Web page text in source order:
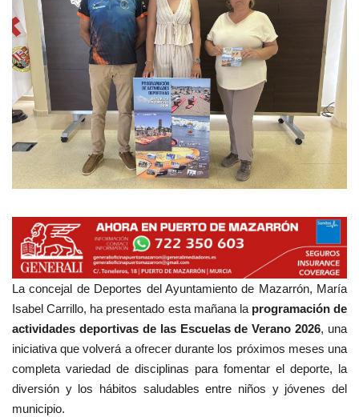
Mapa de Mazarrón
Vídeos
Galerías
Contacto
Empresas
La concejal de Deportes del Ayuntamiento de Mazarrón, María
Isabel Carrillo, ha presentado esta mañana la programación de
actividades deportivas de las Escuelas de Verano 2026, una
iniciativa que volverá a ofrecer durante los próximos meses una
completa variedad de disciplinas para fomentar el deporte, la
diversión y los hábitos saludables entre niños y jóvenes del
municipio.